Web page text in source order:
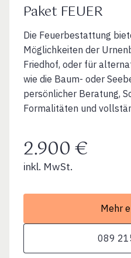
Paket FEUER
Die Feuerbestattung
Möglichkeiten der
Friedhof, oder für
wie die Baum- oder
persönlicher Beratung,
Formalitäten und
2.900 €
inkl. MwSt.
Mehr
089